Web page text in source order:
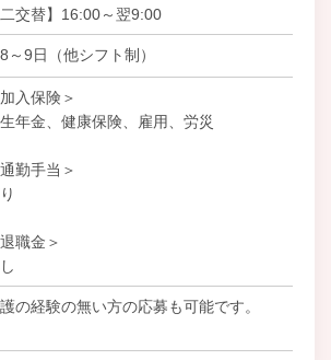
二交替】16:00～翌9:00
～9日（他シフト制）
入保険＞
年金、健康保険、雇用、労災
勤手当＞
職金＞
の経験の無い方の応募も可能です。